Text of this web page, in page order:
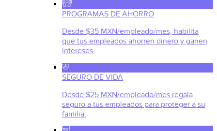
PROGRAMAS DE AHORRO
Desde $35 MXN/empleado/mes, habilita
que tus empleados ahorren dinero y ganen
intereses.
SEGURO DE VIDA
Desde $25 MXN/empleado/mes regala
seguro a tus empleados para proteger a su
familia.